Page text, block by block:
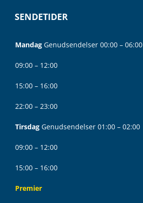
SENDETIDER
Mandag Genudsendelser 00:00 – 06:00
09:00 – 12:00
15:00 – 16:00
22:00 – 23:00
Tirsdag Genudsendelser 01:00 – 02:00
09:00 – 12:00
15:00 – 16:00
Premier